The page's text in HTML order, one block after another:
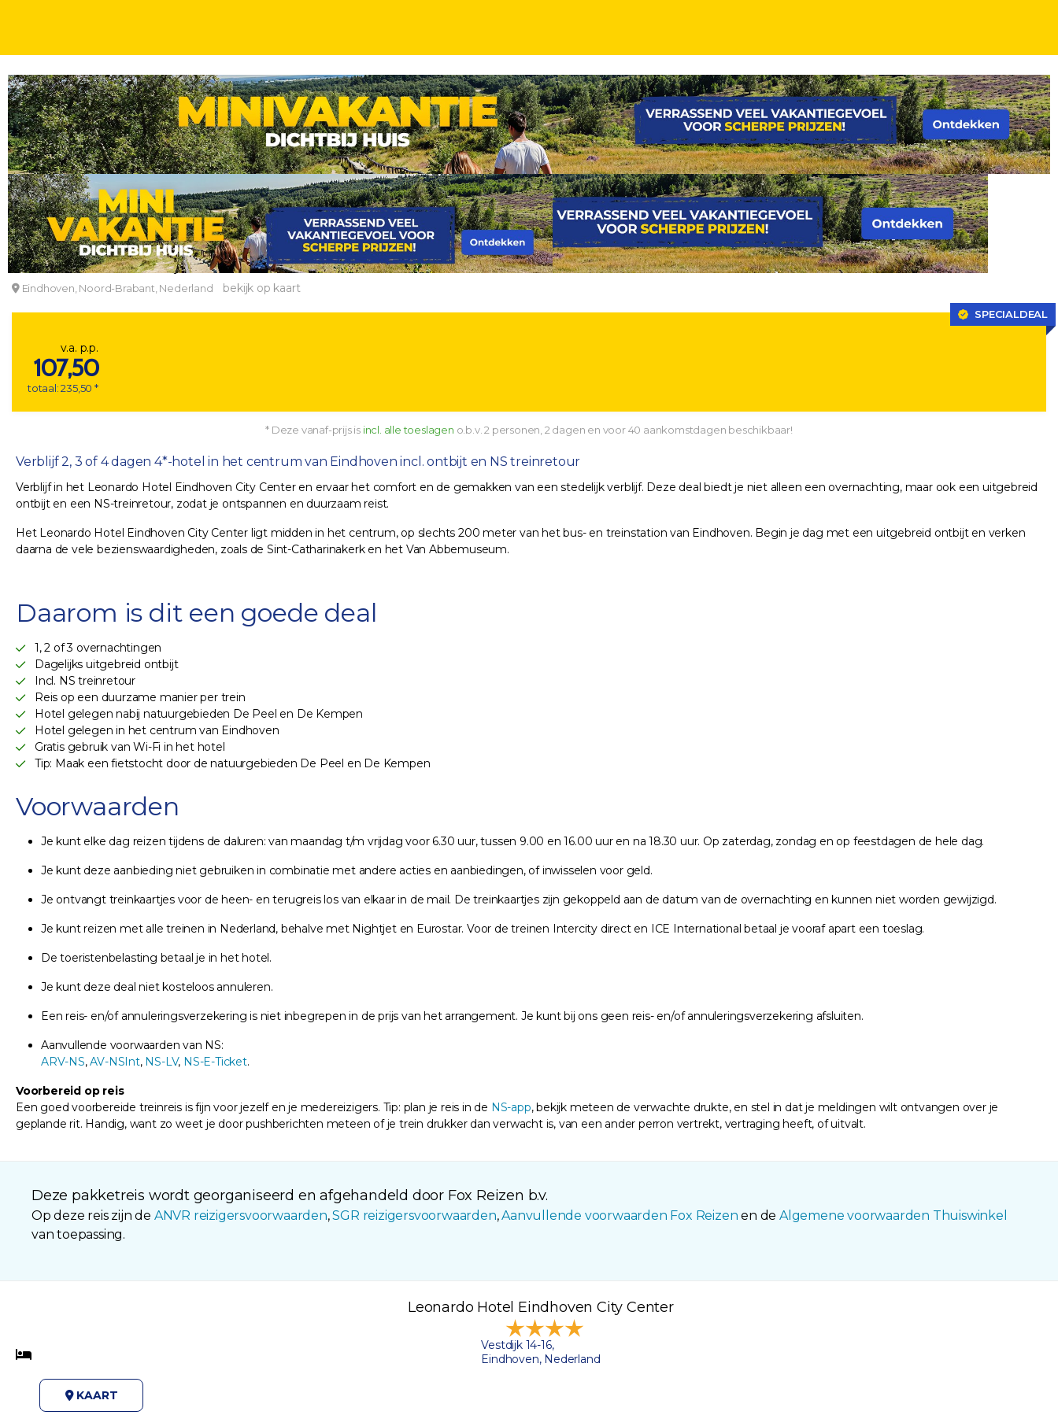
WEEKENDJE OVERNACHTING + NS TREINRETOUR TREINREIZEN 2, 3 OF 4 DAGEN INCL. ONTBIJT
4*-hotel in het centrum van Eindhoven incl. ontbijt en NS treinretour
Leonardo Hotel Eindhoven City Center
Eindhoven, Noord-Brabant, Nederland bekijk op kaart
SPECIALDEAL
v.a. p.p.
107,50
totaal: 235,50 *
* Deze vanaf-prijs is incl. alle toeslagen o.b.v. 2 personen, 2 dagen en voor 40 aankomstdagen beschikbaar!
Verblijf 2, 3 of 4 dagen 4*-hotel in het centrum van Eindhoven incl. ontbijt en NS treinretour
Verblijf in het Leonardo Hotel Eindhoven City Center en ervaar het comfort en de gemakken van een stedelijk verblijf. Deze deal biedt je niet alleen een overnachting, maar ook een uitgebreid
ontbijt en een NS-treinretour, zodat je ontspannen en duurzaam reist.
Het Leonardo Hotel Eindhoven City Center ligt midden in het centrum, op slechts 200 meter van het bus- en treinstation van Eindhoven. Begin je dag met een uitgebreid ontbijt en verken
daarna de vele bezienswaardigheden, zoals de Sint-Catharinakerk en het Van Abbemuseum.
Daarom is dit een goede deal
1, 2 of 3 overnachtingen
Dagelijks uitgebreid ontbijt
Incl. NS treinretour
Reis op een duurzame manier per trein
Hotel gelegen nabij natuurgebieden De Peel en De Kempen
Hotel gelegen in het centrum van Eindhoven
Gratis gebruik van Wi-Fi in het hotel
Tip: Maak een fietstocht door de natuurgebieden De Peel en De Kempen
Voorwaarden
Je kunt elke dag reizen tijdens de daluren: van maandag t/m vrijdag voor 6.30 uur, tussen 9.00 en 16.00 uur en na 18.30 uur. Op zaterdag, zondag en op feestdagen de hele dag.
Je kunt deze aanbieding niet gebruiken in combinatie met andere acties en aanbiedingen, of inwisselen voor geld.
Je ontvangt treinkaartjes voor de heen- en terugreis los van elkaar in de mail. De treinkaartjes zijn gekoppeld aan de datum van de overnachting en kunnen niet worden gewijzigd.
Je kunt reizen met alle treinen in Nederland, behalve met Nightjet en Eurostar. Voor de treinen Intercity direct en ICE International betaal je vooraf apart een toeslag.
De toeristenbelasting betaal je in het hotel.
Je kunt deze deal niet kosteloos annuleren.
Een reis- en/of annuleringsverzekering is niet inbegrepen in de prijs van het arrangement. Je kunt bij ons geen reis- en/of annuleringsverzekering afsluiten.
Aanvullende voorwaarden van NS:
ARV-NS,AV-NSInt, NS-LV, NS-E-Ticket.
Voorbereid op reis
Een goed voorbereide treinreis is fijn voor jezelf en je medereizigers. Tip: plan je reis in de NS-app, bekijk meteen de verwachte drukte, en stel in dat je meldingen wilt ontvangen over je
geplande rit. Handig, want zo weet je door pushberichten meteen of je trein drukker dan verwacht is, van een ander perron vertrekt, vertraging heeft, of uitvalt.
Deze pakketreis wordt georganiseerd en afgehandeld door Fox Reizen b.v.
Op deze reis zijn de ANVR reizigersvoorwaarden,SGR reizigersvoorwaarden,Aanvullende voorwaarden Fox Reizen en deAlgemene voorwaarden Thuiswinkel
van toepassing.
Leonardo Hotel Eindhoven City Center
Vestdijk 14-16,
Eindhoven, Nederland
KAART